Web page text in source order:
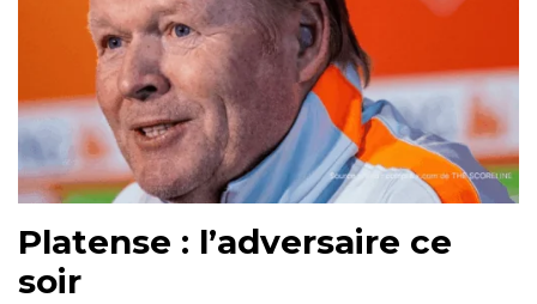
Platense : l’adversaire ce
soir